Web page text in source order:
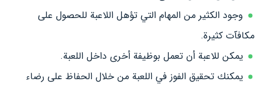
وجود الكثير من المهام التي تؤهل اللاعبة للحصول على
مكافآت كثيرة.
يمكن للاعبة أن تعمل بوظيفة أخرى داخل اللعبة.
يمكنك تحقيق الفوز في اللعبة من خلال الحفاظ على رضاء